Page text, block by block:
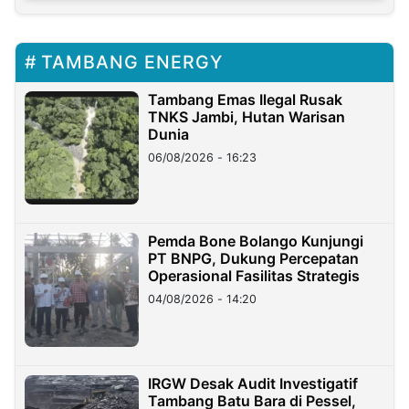
TAMBANG ENERGY
Tambang Emas Ilegal Rusak
TNKS Jambi, Hutan Warisan
Dunia
06/08/2026 - 16:23
Pemda Bone Bolango Kunjungi
PT BNPG, Dukung Percepatan
Operasional Fasilitas Strategis
04/08/2026 - 14:20
IRGW Desak Audit Investigatif
Tambang Batu Bara di Pessel,